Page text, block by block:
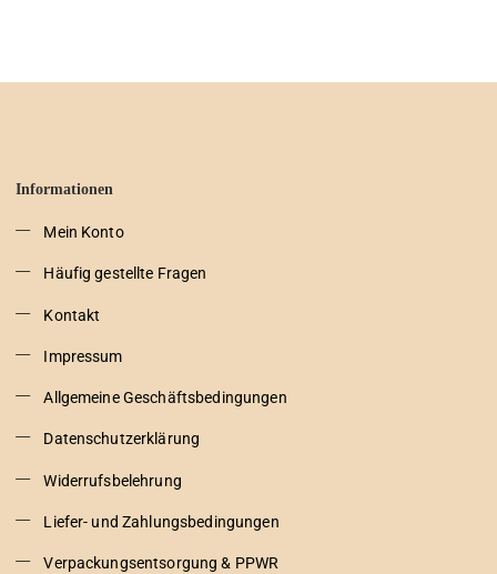
Informationen
Mein Konto
Häufig gestellte Fragen
Kontakt
Impressum
Allgemeine Geschäftsbedingungen
Datenschutzerklärung
Widerrufsbelehrung
Liefer- und Zahlungsbedingungen
Verpackungsentsorgung & PPWR